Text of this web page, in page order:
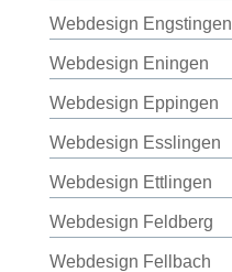
Webdesign Engstingen
Webdesign Eningen
Webdesign Eppingen
Webdesign Esslingen
Webdesign Ettlingen
Webdesign Feldberg
Webdesign Fellbach